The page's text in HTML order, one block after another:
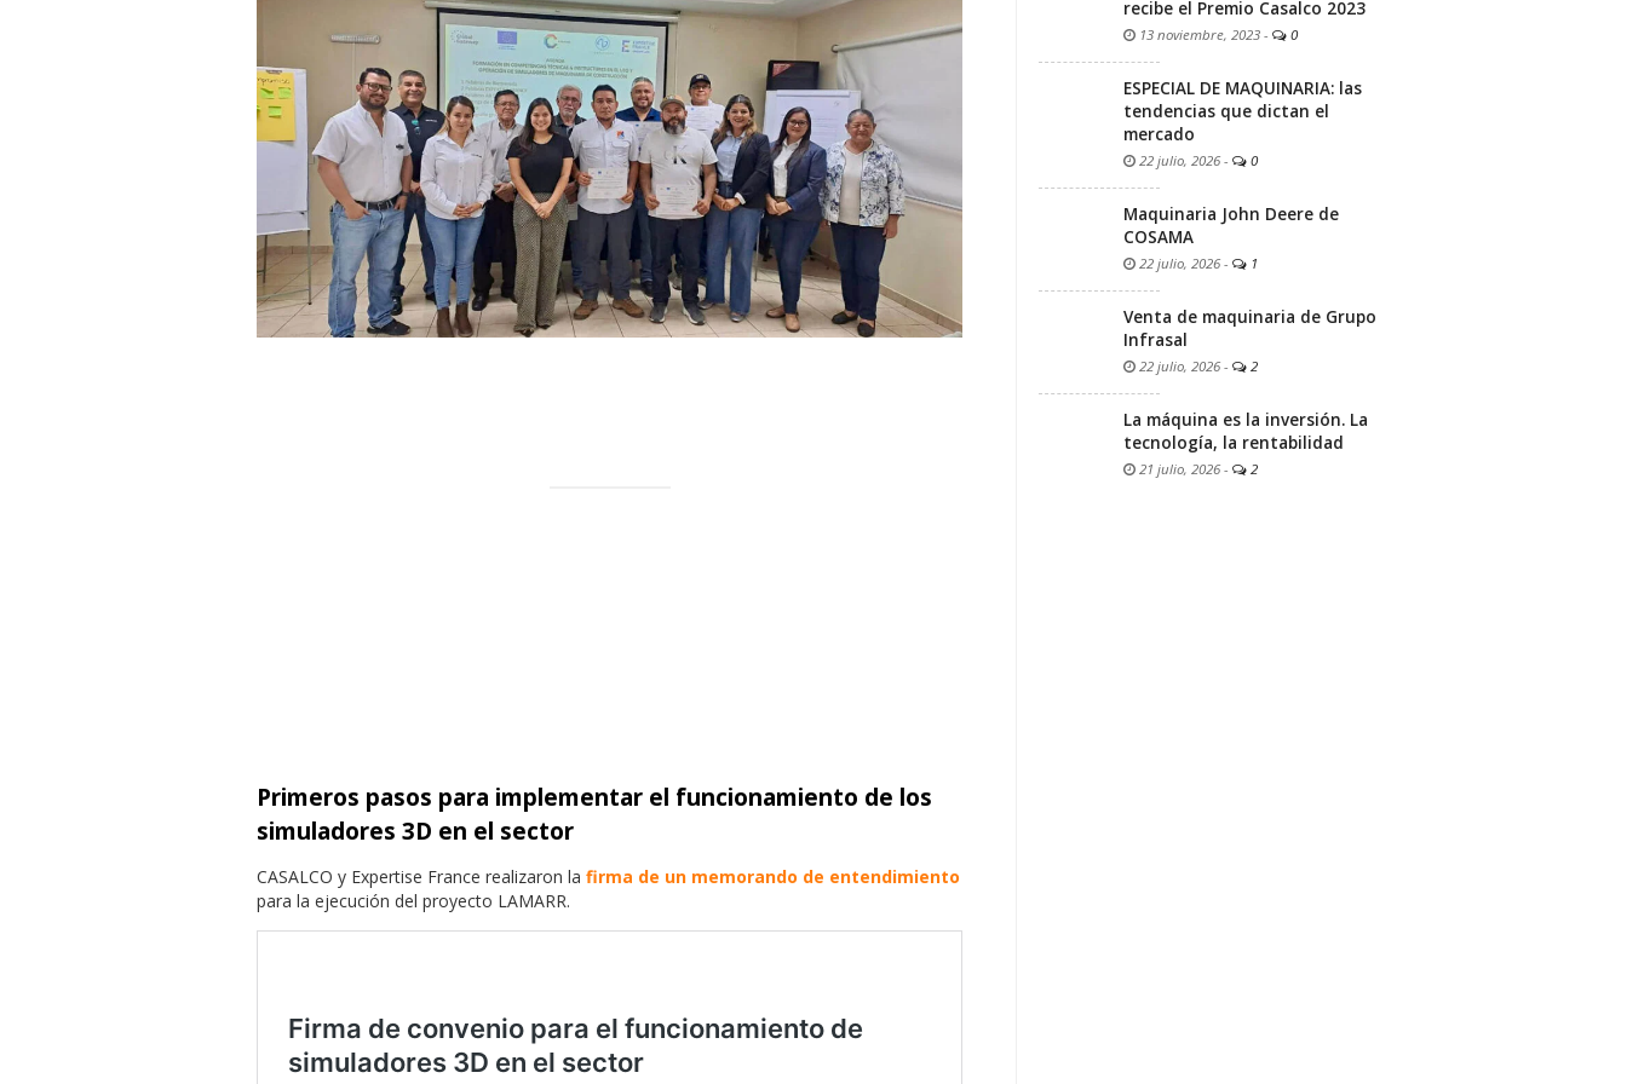
Primeros pasos para implementar el funcionamiento de los
simuladores 3D en el sector
CASALCO y Expertise France realizaron la firma de un memorando de entendimiento
para la ejecución del proyecto LAMARR.
recibe el Premio Casalco 2023
13 noviembre, 2023 - 0
ESPECIAL DE MAQUINARIA: las
tendencias que dictan el
mercado
22 julio, 2026 - 0
Maquinaria John Deere de
COSAMA
22 julio, 2026 - 1
Venta de maquinaria de Grupo
Infrasal
22 julio, 2026 - 2
La máquina es la inversión. La
tecnología, la rentabilidad
21 julio, 2026 - 2